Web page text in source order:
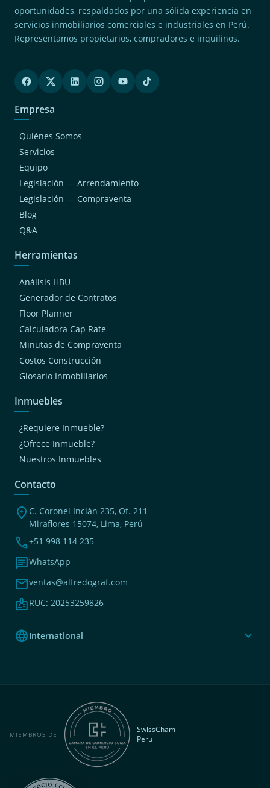
oportunidades, respaldados por una sólida experiencia en
servicios inmobiliarios comerciales e industriales en Perú.
Representamos propietarios, compradores e inquilinos.
Empresa
Quiénes Somos
Servicios
Equipo
Legislación — Arrendamiento
Legislación — Compraventa
Blog
Q&A
Herramientas
Análisis HBU
Generador de Contratos
Floor Planner
Calculadora Cap Rate
Minutas de Compraventa
Costos Construcción
Glosario Inmobiliarios
Inmuebles
¿Requiere Inmueble?
¿Ofrece Inmueble?
Nuestros Inmuebles
Contacto
location_on C. Coronel Inclán 235, Of. 211
Miraflores 15074, Lima, Perú
phone+51 998 114 235
chatWhatsApp
mailventas@alfredograf.com
badgeRUC: 20253259826
languageInternational expand_more
MIEMBROS DE
SwissCham
Peru